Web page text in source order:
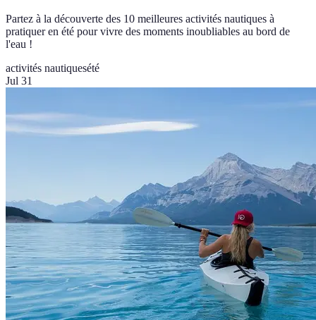
Partez à la découverte des 10 meilleures activités nautiques à
pratiquer en été pour vivre des moments inoubliables au bord de
l'eau !
activités nautiquesété
Jul 31